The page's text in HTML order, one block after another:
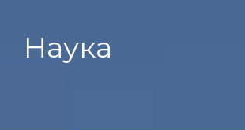
Наука